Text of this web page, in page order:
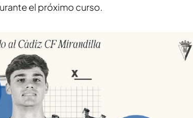
el próximo curso.